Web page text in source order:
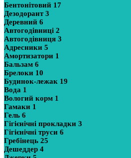
Бентонітовий 17
Дезодорант3
Деревний 6
Автогодівниці 2
Автогодівниця 3
Адресники 5
Амортизатори 1
Бальзам 6
Брелоки 10
Будинок-лежак 19
Вода 1
Вологий корм 1
Гамаки 1
Гель 6
Гігієнічні прокладки 3
Гігієнічні труси 6
Гребінець 25
Дешеддер 4